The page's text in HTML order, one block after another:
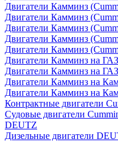
Двигатели Камминз
Двигатели Камминз
Двигатели Камминз
Двигатели Камминз
Двигатели Камминз
Двигатели Камминз на
Двигатели Камминз на
Двигатели Камминз на
Двигатели Камминз на
Контрактные двигатели
Судовые двигатели
DEUTZ
Дизельные двигатели